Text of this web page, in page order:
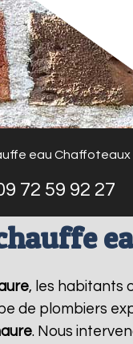
eau Chaffoteaux
72 59 92 27
, les habitants
de plombiers
. Nous